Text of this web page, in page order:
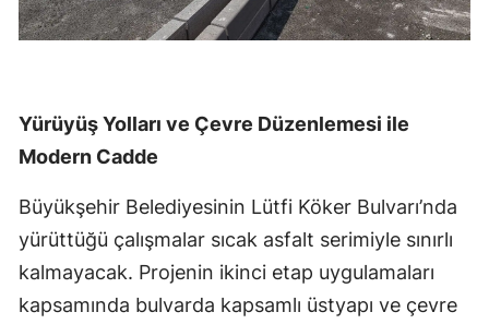
Yürüyüş Yolları ve Çevre Düzenlemesi ile
Modern Cadde
Büyükşehir Belediyesinin Lütfi Köker Bulvarı’nda
yürüttüğü çalışmalar sıcak asfalt serimiyle sınırlı
kalmayacak. Projenin ikinci etap uygulamaları
kapsamında bulvarda kapsamlı üstyapı ve çevre